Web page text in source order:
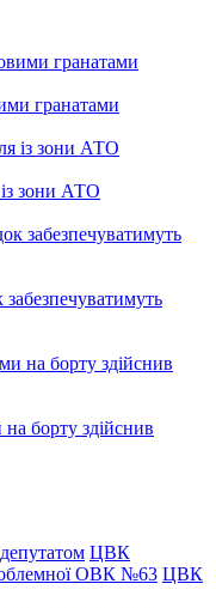
гранатами
із зони АТО
борту здійснив
ЦВК
ОВК №63 ЦВК